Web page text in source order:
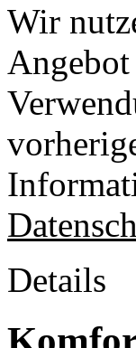
Wir
Details